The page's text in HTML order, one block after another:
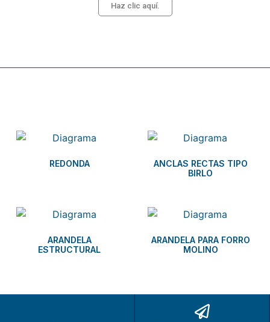
Haz clic aquí.
REDONDA
ANCLAS RECTAS TIPO
BIRLO
ARANDELA
ESTRUCTURAL
ARANDELA PARA FORRO
MOLINO